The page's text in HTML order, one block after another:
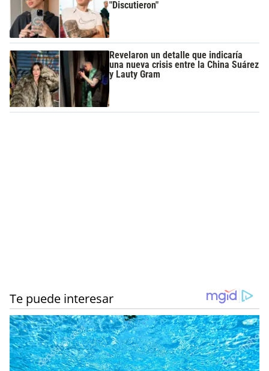
"Discutieron"
Revelaron un detalle que indicaría
una nueva crisis entre la China Suárez
y Lauty Gram